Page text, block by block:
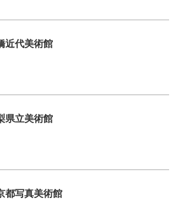
近代美術館
県立美術館
都写真美術館